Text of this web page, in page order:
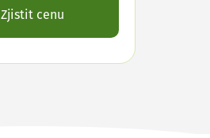
Zjistit cenu